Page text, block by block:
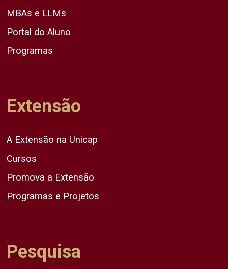
MBAs e LLMs
Portal do Aluno
Programas
Extensão
A Extensão na Unicap
Cursos
Promova a Extensão
Programas e Projetos
Pesquisa